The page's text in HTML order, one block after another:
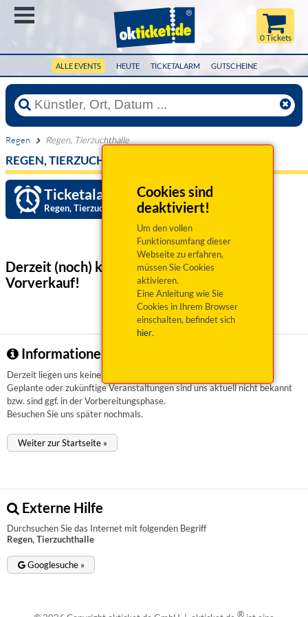
ALLE EVENTS HEUTE TICKETALARM GUTSCHEINE
0 Tickets
Cookies sind
deaktiviert!
Um den vollen
Funktionsumfang dieser
Webseite zu erfahren,
müssen Sie Cookies
aktivieren.
Eine Anleitung wie Sie
Cookies in Ihrem Browser
einschalten, befindet sich
hier.
Regen Regen, Tierzuchthalle
REGEN, TIERZUCHTHALLE
Ticketalarm einrichten »
Regen, Tierzuchthalle
Derzeit (noch) keine Veranstaltungen
Vorverkauf!
Informationen zu Regen, Tierzuchthalle
Derzeit liegen uns keinerlei Informationen vor.
Geplante oder zukünftige Veranstaltungen sind uns aktuell nicht bekannt
bzw. sind ggf. in der Vorbereitungsphase.
Besuchen Sie uns später nochmals.
Weiter zur Startseite »
Externe Hilfe
Durchsuchen Sie das Internet mit folgenden Begriff
Regen, Tierzuchthalle
Googlesuche »
®